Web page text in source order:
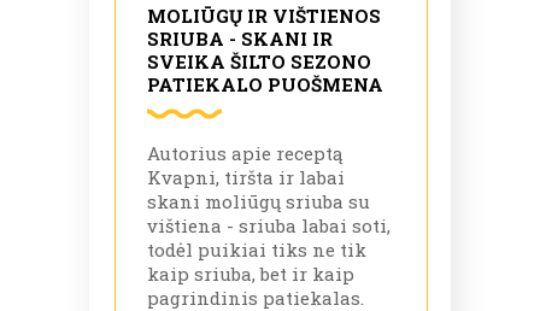
MOLIŪGŲ IR VIŠTIENOS
SRIUBA - SKANI IR
SVEIKA ŠILTO SEZONO
PATIEKALO PUOŠMENA
Autorius apie receptą
Kvapni, tiršta ir labai
skani moliūgų sriuba su
vištiena - sriuba labai soti,
todėl puikiai tiks ne tik
kaip sriuba, bet ir kaip
pagrindinis patiekalas.